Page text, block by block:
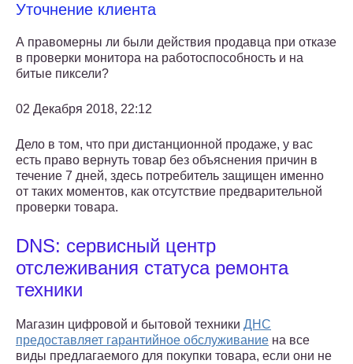
Уточнение клиента
А правомерны ли были действия продавца при отказе
в проверки монитора на работоспособность и на
битые пиксели?
02 Декабря 2018, 22:12
Дело в том, что при дистанционной продаже, у вас
есть право вернуть товар без объяснения причин в
течение 7 дней, здесь потребитель защищен именно
от таких моментов, как отсутствие предварительной
проверки товара.
DNS: сервисный центр
отслеживания статуса ремонта
техники
Магазин цифровой и бытовой техники ДНС
предоставляет гарантийное обслуживание на все
виды предлагаемого для покупки товара, если они не